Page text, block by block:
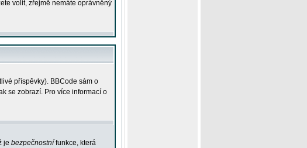
volit, zřejmě nemáte oprávněný
příspěvky). BBCode sám o
se zobrazí. Pro více informací o
je bezpečnostní funkce, která